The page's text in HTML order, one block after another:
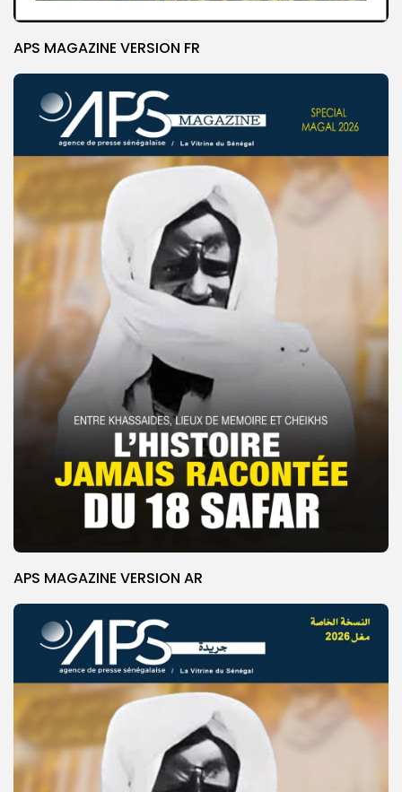
APS MAGAZINE VERSION FR
APS MAGAZINE VERSION AR